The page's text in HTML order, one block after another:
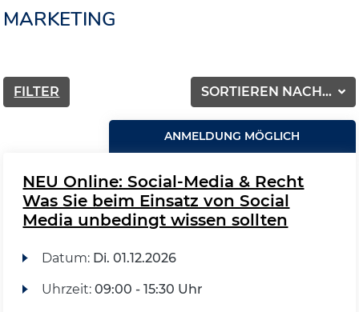
MARKETING
SORTIEREN NACH...
FILTER
ANMELDUNG MÖGLICH
NEU Online: Social-Media & Recht
Was Sie beim Einsatz von Social
Media unbedingt wissen sollten
Datum: Di. 01.12.2026
Uhrzeit: 09:00 - 15:30 Uhr